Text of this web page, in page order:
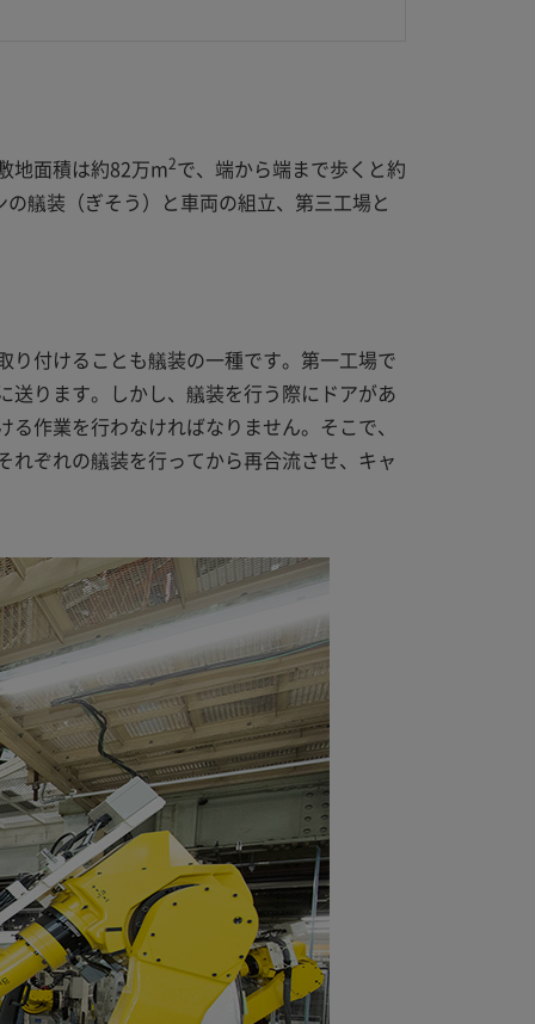
地面積は約82万m2で、端から端まで歩くと約
艤装（ぎそう）と車両の組立、第三工場と
付けることも艤装の一種です。第一工場で
ります。しかし、艤装を行う際にドアがあ
作業を行わなければなりません。そこで、
ぞれの艤装を行ってから再合流させ、キャ